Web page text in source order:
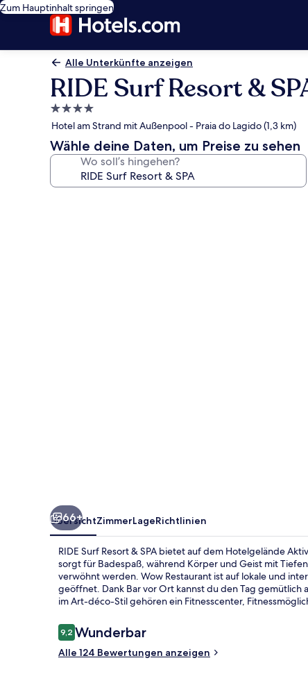
Zum Hauptinhalt springen
Alle Unterkünfte anzeigen
RIDE Surf Resort &
4.0-
Sterne-
Unterkunft
Hotel am Strand mit Außenpool - Praia do Lagido (1,3 km)
Wähle deine Daten, um Preise zu sehen
Wo soll’s hingehen?
66+
ÜbersichtZimmerLageRichtlinien
RIDE Surf Resort & SPA bietet auf dem Hotelgelände
sorgt für Badespaß, während Körper und Geist mit
verwöhnt werden. Wow Restaurant ist auf lokale und
geöffnet. Dank Bar vor Ort kannst du den Tag gemütlich
im Art-déco-Stil gehören ein Fitnesscenter,
Bewertungen
9,29,2 von 10.
Wunderbar
Alle 124 Bewertungen anzeigen